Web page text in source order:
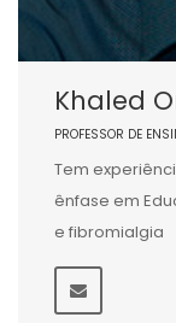
Khaled
PROFESSOR DE
Tem
ênfase em
e fibromialgia